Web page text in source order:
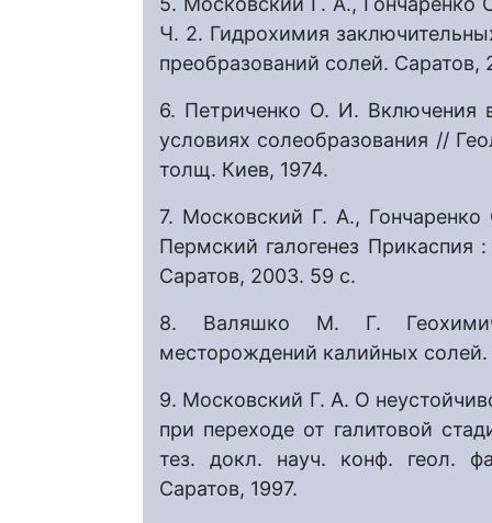
Ч. 2. Гидрохимия
преобразований солей. Саратов,
6. Петриченко О. И. Включения
условиях солеобразования //
толщ. Киев, 1974.
7. Московский Г. А.,
Пермский галогенез Прикаспия
Саратов, 2003. 59 с.
8. Валяшко М. Г.
месторождений калийных
9. Московский Г. А. О
при переходе от галитовой
тез. докл. науч. конф. геол.
Саратов, 1997.